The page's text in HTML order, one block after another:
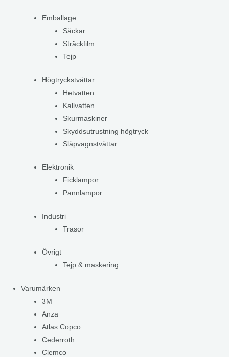
Emballage
Säckar
Sträckfilm
Tejp
Högtryckstvättar
Hetvatten
Kallvatten
Skurmaskiner
Skyddsutrustning högtryck
Släpvagnstvättar
Elektronik
Ficklampor
Pannlampor
Industri
Trasor
Övrigt
Tejp & maskering
Varumärken
3M
Anza
Atlas Copco
Cederroth
Clemco